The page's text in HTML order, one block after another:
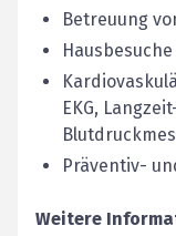
Betreuung
EKG,
Präventiv-
Weitere